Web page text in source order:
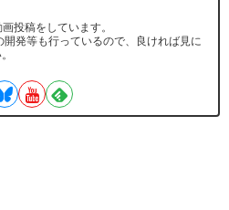
投稿をしています。
開発等も行っているので、良ければ見に